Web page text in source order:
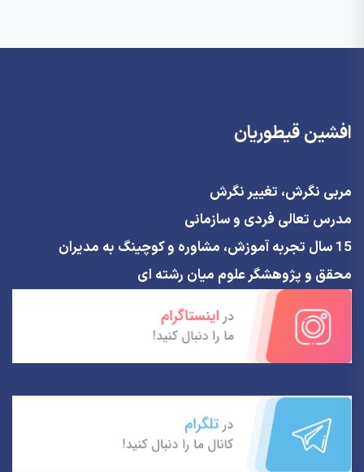
افشین قیطوریان
مربی نگرش، تغییر نگرش
مدرس تعالی فردی و سازمانی
15 سال تجربه آموزش، مشاوره و کوچینگ به مدیران
محقق و پژوهشگر علوم میان رشته ای